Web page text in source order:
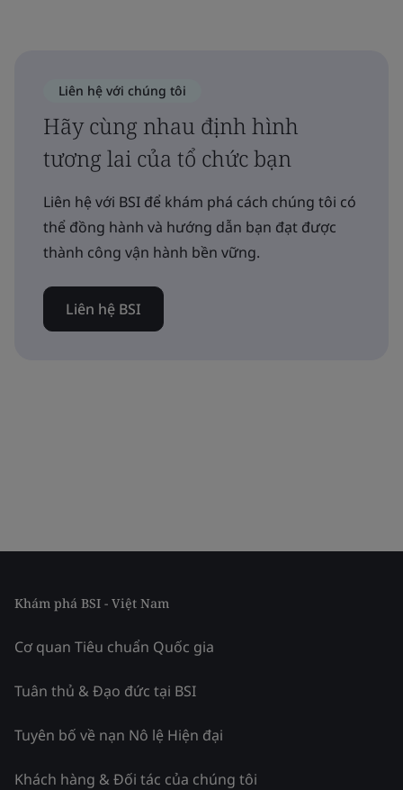
Liên hệ với chúng tôi
Hãy cùng nhau định hình
tương lai của tổ chức bạn
Liên hệ với BSI để khám phá cách chúng tôi có
thể đồng hành và hướng dẫn bạn đạt được
thành công vận hành bền vững.
Liên hệ BSI
Khám phá BSI - Việt Nam
Cơ quan Tiêu chuẩn Quốc gia
Tuân thủ & Đạo đức tại BSI
Tuyên bố về nạn Nô lệ Hiện đại
Khách hàng & Đối tác của chúng tôi